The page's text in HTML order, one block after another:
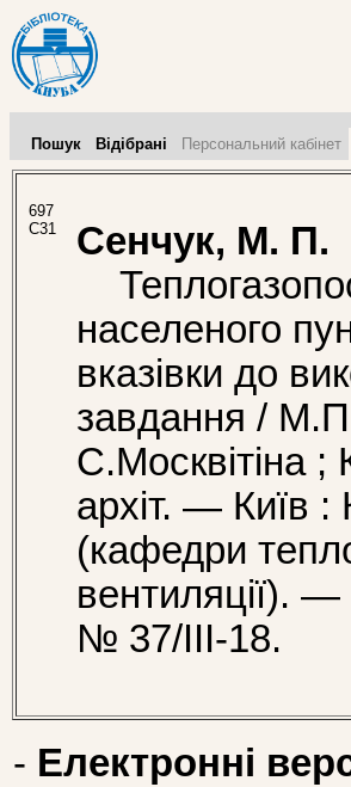
Пошук Відібрані Персональний кабінет
697
С31
Сенчук, М. П.
населеного
вказівки до
завдання /
С.Москвітіна ;
архіт. —
(кафедри
вентиляції).
№ 37/III-18.
- Електронні